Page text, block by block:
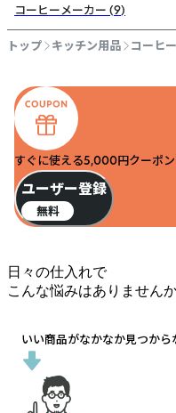
コーヒーメーカー (9)
トップ キッチン用品 コーヒ
すぐに使える5,000円クーポン
ユーザー登録
無料
日々の仕入れで
こんな悩みはありません
いい商品がなかなか見つから